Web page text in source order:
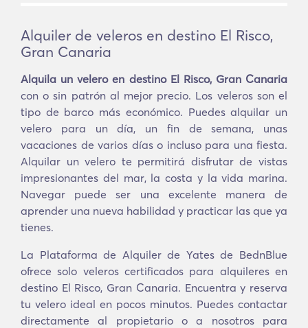
Alquiler de veleros en destino El Risco,
Gran Canaria
Alquila un velero en destino El Risco, Gran Canaria
con o sin patrón al mejor precio. Los veleros son el
tipo de barco más económico. Puedes alquilar un
velero para un día, un fin de semana, unas
vacaciones de varios días o incluso para una fiesta.
Alquilar un velero te permitirá disfrutar de vistas
impresionantes del mar, la costa y la vida marina.
Navegar puede ser una excelente manera de
aprender una nueva habilidad y practicar las que ya
tienes.
La Plataforma de Alquiler de Yates de BednBlue
ofrece solo veleros certificados para alquileres en
destino El Risco, Gran Canaria. Encuentra y reserva
tu velero ideal en pocos minutos. Puedes contactar
directamente al propietario o a nosotros para